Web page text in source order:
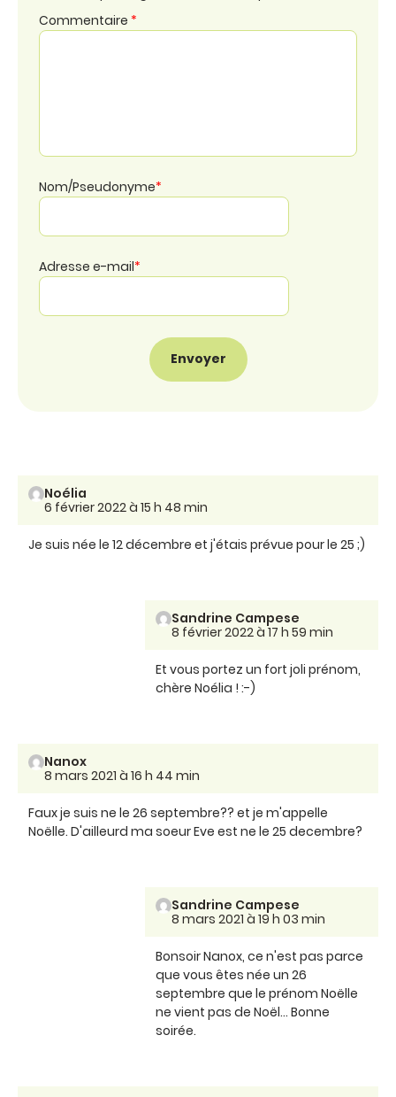
Commentaire *
Nom/Pseudonyme*
Adresse e-mail*
Noélia
6 février 2022 à 15 h 48 min
Je suis née le 12 décembre et j'étais prévue pour le 25 ;)
Sandrine Campese
8 février 2022 à 17 h 59 min
Et vous portez un fort joli prénom,
chère Noélia ! :-)
Nanox
8 mars 2021 à 16 h 44 min
Faux je suis ne le 26 septembre?? et je m'appelle
Noëlle. D'ailleurd ma soeur Eve est ne le 25 decembre?
Sandrine Campese
8 mars 2021 à 19 h 03 min
Bonsoir Nanox, ce n'est pas parce
que vous êtes née un 26
septembre que le prénom Noëlle
ne vient pas de Noël... Bonne
soirée.